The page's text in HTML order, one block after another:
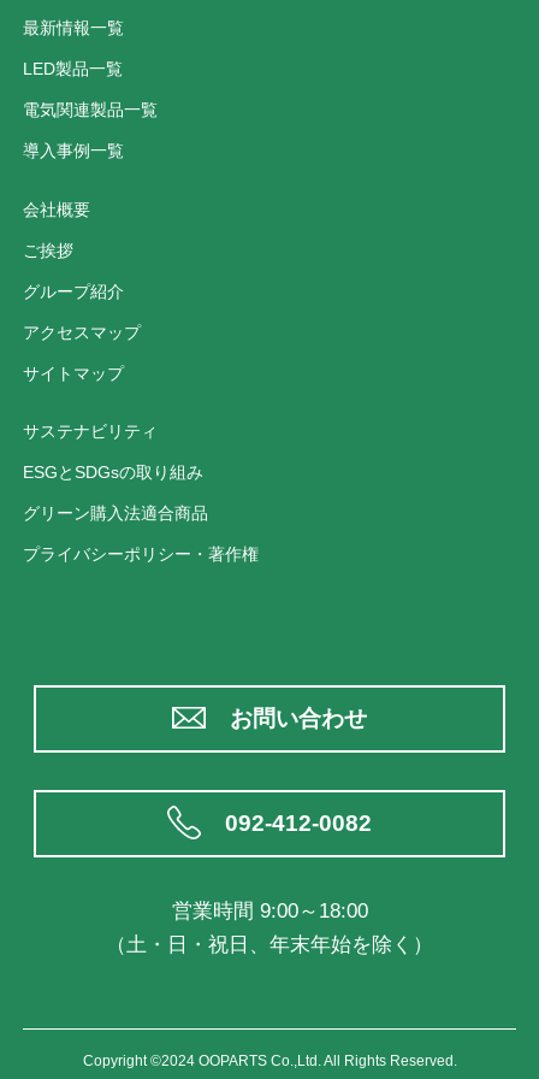
最新情報一覧
LED製品一覧
電気関連製品一覧
導入事例一覧
会社概要
ご挨拶
グループ紹介
アクセスマップ
サイトマップ
サステナビリティ
ESGとSDGsの取り組み
グリーン購入法適合商品
プライバシーポリシー・著作権
お問い合わせ
092-412-0082
営業時間 9:00～18:00
（土・日・祝日、年末年始を除く）
Copyright ©2024 OOPARTS Co.,Ltd. All Rights Reserved.